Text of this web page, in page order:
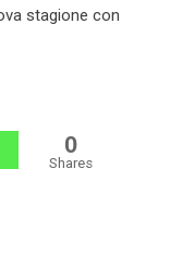
stagione con
0
Shares